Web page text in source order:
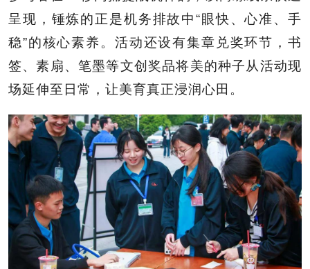
呈现，锤炼的正是机务排故中“眼快、心准、手
稳”的核心素养。活动还设有集章兑奖环节，书
签、素扇、笔墨等文创奖品将美的种子从活动现
场延伸至日常，让美育真正浸润心田。